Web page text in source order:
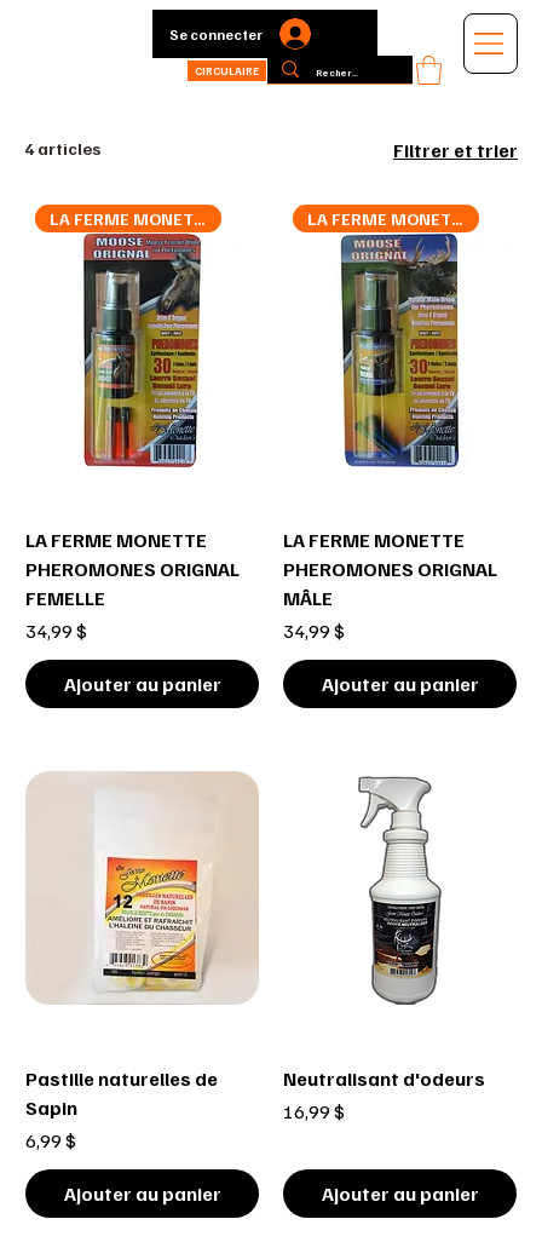
Se connecter
CIRCULAIRE
4 articles Filtrer et trier
LA FERME MONETTE
LA FERME MONETTE
PHEROMONES ORIGNAL
FEMELLE
Prix
34,99 $
Ajouter au panier
LA FERME MONETTE
LA FERME MONETTE
PHEROMONES ORIGNAL
MÂLE
Prix
34,99 $
Ajouter au panier
Pastille naturelles de
Sapin
Prix
6,99 $
Ajouter au panier
Neutralisant d'odeurs
Prix
16,99 $
Ajouter au panier